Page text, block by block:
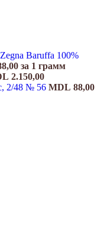
Zegna Baruffa 100%
за 1 грамм
2.150,00
2/48 № 56 MDL 88,00